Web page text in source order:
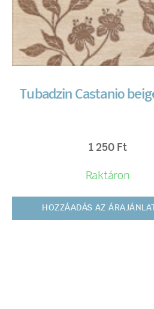
Tubadzin Castanio
1 250 Ft
Raktáron
HOZZÁADÁS AZ